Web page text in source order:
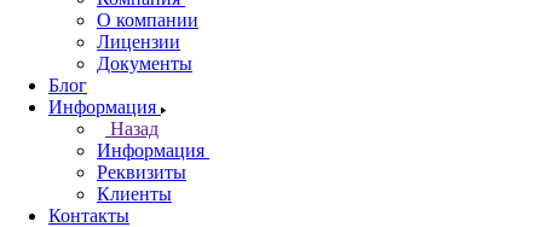
О компании
Лицензии
Документы
Блог
Информация
Назад
Информация
Реквизиты
Клиенты
Контакты